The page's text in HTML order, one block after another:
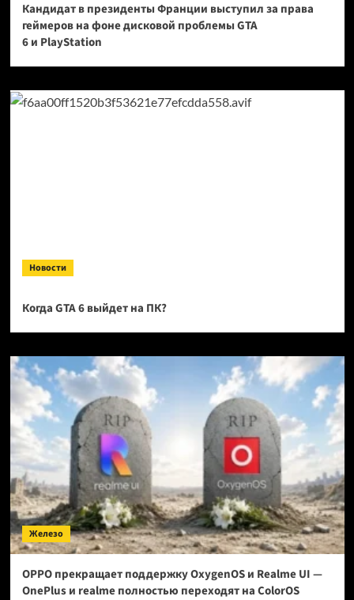
Кандидат в президенты Франции выступил за права
геймеров на фоне дисковой проблемы GTA
6 и PlayStation
Новости
Когда GTA 6 выйдет на ПК?
Железо
OPPO прекращает поддержку OxygenOS и Realme UI —
OnePlus и realme полностью переходят на ColorOS